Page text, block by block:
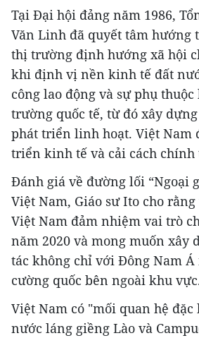
Tại Đại hội đảng năm 1986,
Văn Linh đã quyết tâm hướng
thị trường định hướng xã hội
khi định vị nền kinh tế đất
công lao động và sự phụ
trường quốc tế, từ đó xây
phát triển linh hoạt. Việt Nam
triển kinh tế và cải cách chính
Đánh giá về đường lối “Ngoại
Việt Nam, Giáo sư Ito cho
Việt Nam đảm nhiệm vai trò
năm 2020 và mong muốn xây
tác không chỉ với Đông Nam Á
cường quốc bên ngoài khu
Việt Nam có "mối quan hệ đặc
nước láng giềng Lào và